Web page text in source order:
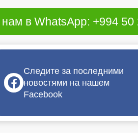
в WhatsApp: +994 50
Следите за последними
новостями на нашем
Facebook